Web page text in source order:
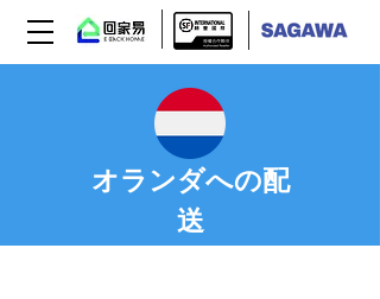
オランダへの配
送